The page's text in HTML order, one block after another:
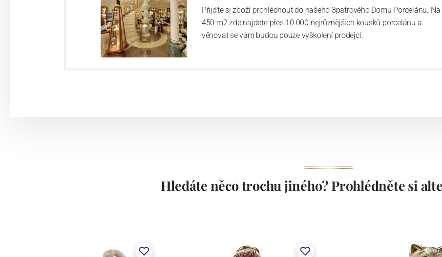
Přijďte si zboží prohlédnout do našeho 3patrového Domu Porcelánu. Na
450 m2 zde najdete přes 10 000 nejrůznějších kousků porcelánu a
věnovat se vám budou pouze vyškolení prodejci.
Hledáte něco trochu jiného? Prohlédněte si